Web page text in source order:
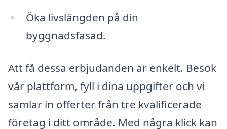
Öka livslängden på din
byggnadsfasad.
Att få dessa erbjudanden är enkelt. Besök
vår plattform, fyll i dina uppgifter och vi
samlar in offerter från tre kvalificerade
företag i ditt område. Med några klick kan